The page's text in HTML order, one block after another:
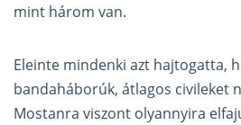
mint három van.
Eleinte mindenki azt hajtogatta,
bandaháborúk, átlagos civileket
Mostanra viszont olyannyira